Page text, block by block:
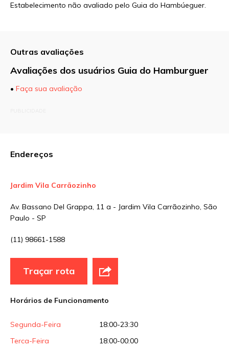
Estabelecimento não avaliado pelo Guia do Hambúeguer.
Outras avaliações
Avaliações dos usuários Guia do Hamburguer
• Faça sua avaliação
E-mail*
Site
Sua avaliação
Endereços
Jardim Vila Carrãozinho
Av. Bassano Del Grappa, 11 a - Jardim Vila Carrãozinho, São
Paulo - SP
(11) 98661-1588
Traçar rota
Horários de Funcionamento
Segunda-Feira
18:00-23:30
Terca-Feira
18:00-00:00